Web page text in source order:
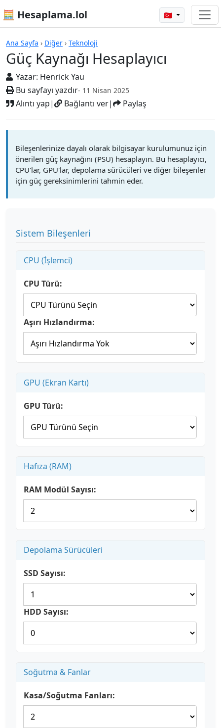
🧮 Hesaplama.lol 🇹🇷
Ana Sayfa › Diğer › Teknoloji
Güç Kaynağı Hesaplayıcı
Yazar: Henrick Yau
Bu sayfayı yazdır- 11 Nisan 2025
Alıntı yap| Bağlantı ver| Paylaş
Hesap Makineleri
Bileşenlerinize dayalı olarak bilgisayar kurulumunuz için
önerilen güç kaynağını (PSU) hesaplayın. Bu hesaplayıcı,
CPU'lar, GPU'lar, depolama sürücüleri ve diğer bileşenler
için güç gereksinimlerini tahmin eder.
Sistem Bileşenleri
CPU (İşlemci)
CPU Türü:
Aşırı Hızlandırma:
GPU (Ekran Kartı)
GPU Türü:
Hafıza (RAM)
RAM Modül Sayısı:
Depolama Sürücüleri
SSD Sayısı:
HDD Sayısı:
Soğutma & Fanlar
Kasa/Soğutma Fanları: